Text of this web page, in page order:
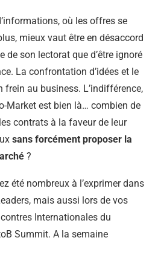
où les offres se
mieux vaut être en désaccord
de son lectorat que d’être ignoré
La confrontation d’idées et le
frein au business. L’indifférence,
Market est bien là… combien de
contrats à la faveur de leur
sans forcément proposer la
?
été nombreux à l’exprimer dans
mais aussi lors de vos
Internationales du
Summit. A la semaine